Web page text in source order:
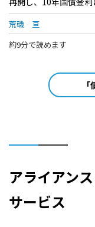
荒磯 亘
約9分で読めます
アライアン
サービス